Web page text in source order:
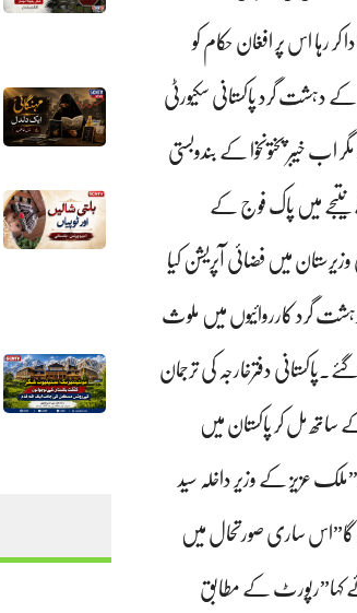
کر رہا اس پر افغان حکام کو
دہشت گرد پاکستانی سکیورٹی
اب خیبر پختونخوا کے بندوبستی
نتیجے میں پاک فوج کے
میں فضائی آپریشن کیا
گرد کارروائیوں میں ملوث
سمیت 8دیگر دہشت گرد بھی مارے گئے۔پاکستانی دفترخارجہ کی ترجمان
گل بہادر گروپ ٹی ٹی پی کے ساتھ مل کر پاکستان میں
عزیز کے وزیر داخلہ سید
ساری صورتحال میں
کہا”رپورٹ کے مطابق